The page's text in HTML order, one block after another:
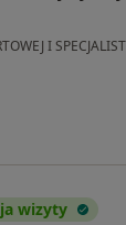
I
wizyty